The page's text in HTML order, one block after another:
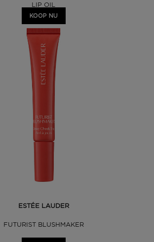
LIP OIL
KOOP NU
ESTÉE LAUDER
FUTURIST BLUSHMAKER